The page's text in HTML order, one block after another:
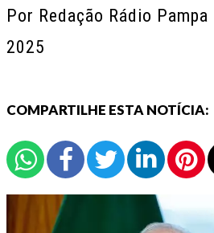
Por Redação Rádio Pampa
2025
COMPARTILHE ESTA NOTÍCIA: